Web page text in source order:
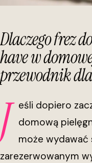
Dlaczego frez
have w
przewodnik
J
eśli dopiero
domową
może wydawać
zarezerwowanym